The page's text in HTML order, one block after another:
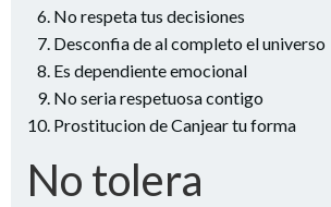
No respeta tus decisiones
Desconfia de al completo el universo
Es dependiente emocional
No seri­a respetuosa contigo
Prostitucion de Canjear tu forma
No tolera